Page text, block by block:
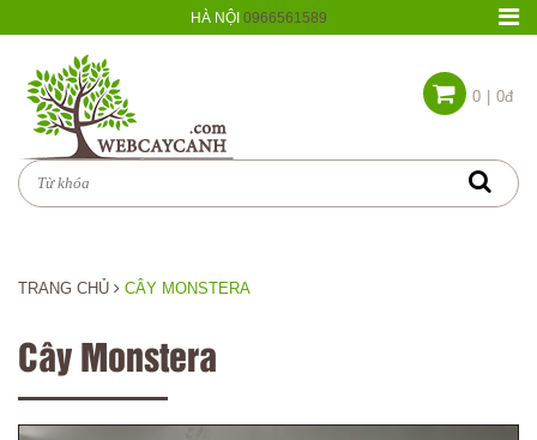
HÀ NỘI 0966561589
0 0đ
TRANG CHỦ CÂY MONSTERA
Cây Monstera